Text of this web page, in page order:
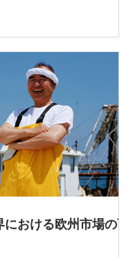
おける欧州市場の可